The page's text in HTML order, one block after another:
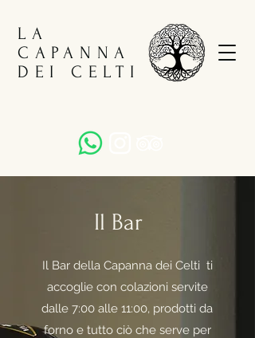
LA
CAPANNA
DEI CELTI
Il Bar
Il Bar della Capanna dei Celti ti
accoglie con colazioni servite
dalle 7:00 alle 11:00, prodotti da
forno e tutto ciò che serve per